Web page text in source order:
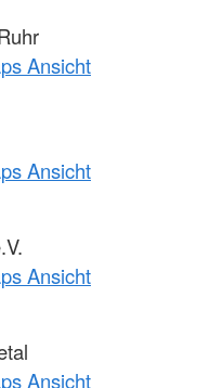
Ansicht
Ansicht
Ansicht
Ansicht